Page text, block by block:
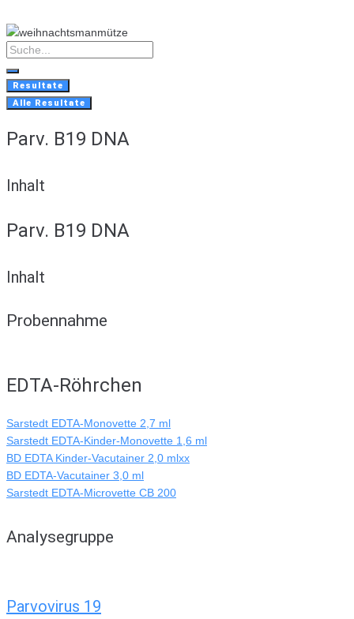
to
content
Search
...
Resultate
Alle Resultate
Parv. B19 DNA
Inhalt
Parv. B19 DNA
Inhalt
Probennahme
EDTA-Röhrchen
Sarstedt EDTA-Monovette 2,7 ml
Sarstedt EDTA-Kinder-Monovette 1,6 ml
BD EDTA Kinder-Vacutainer 2,0 mlxx
BD EDTA-Vacutainer 3,0 ml
Sarstedt EDTA-Microvette CB 200
Analysegruppe
Parvovirus 19